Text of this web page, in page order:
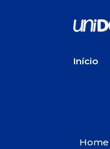
Início
Home